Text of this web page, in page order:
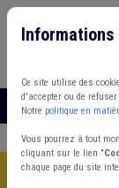
Accueil >Etat civil &
Informations
Ce site utilise des
d'accepter ou de
Notre politique en
Vous pourrez à tout
cliquant sur le lien "
chaque page du site